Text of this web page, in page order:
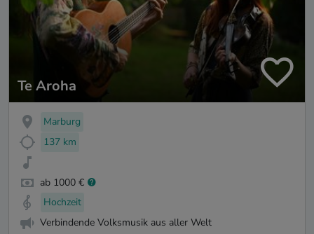
Te Aroha
Marburg
137 km
ab 1000 €
Hochzeit
Verbindende Volksmusik aus aller Welt